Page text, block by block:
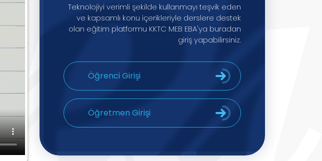
Teknolojiyi verimli şekilde kullanmayı teşvik eden
ve kapsamlı konu içerikleriyle derslere destek
olan eğitim platformu KKTC MEB EBA'ya buradan
giriş yapabilirsiniz.
Öğrenci Girişi
Öğretmen Girişi